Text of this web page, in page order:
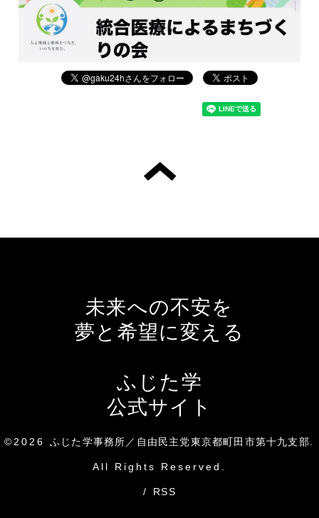
未来への不安を
夢と希望に変える
ふじた学
公式サイト
©2026ふじた学事務所／自由民主党東京都町田市第十九支部
All Rights Reserved.
/ RSS